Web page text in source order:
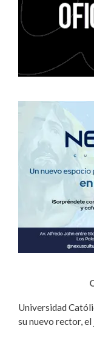
Universidad
su nuevo rector,